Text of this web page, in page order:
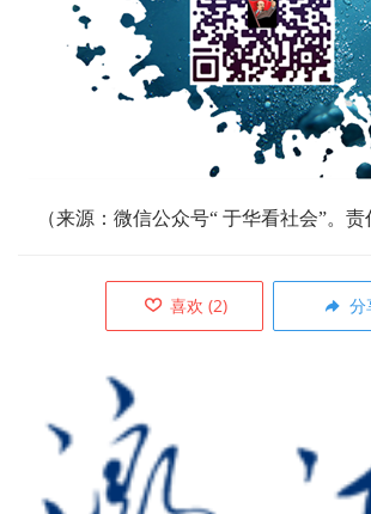
（来源：微信公众号“ 于华看社会”。责
喜欢 (2) 分